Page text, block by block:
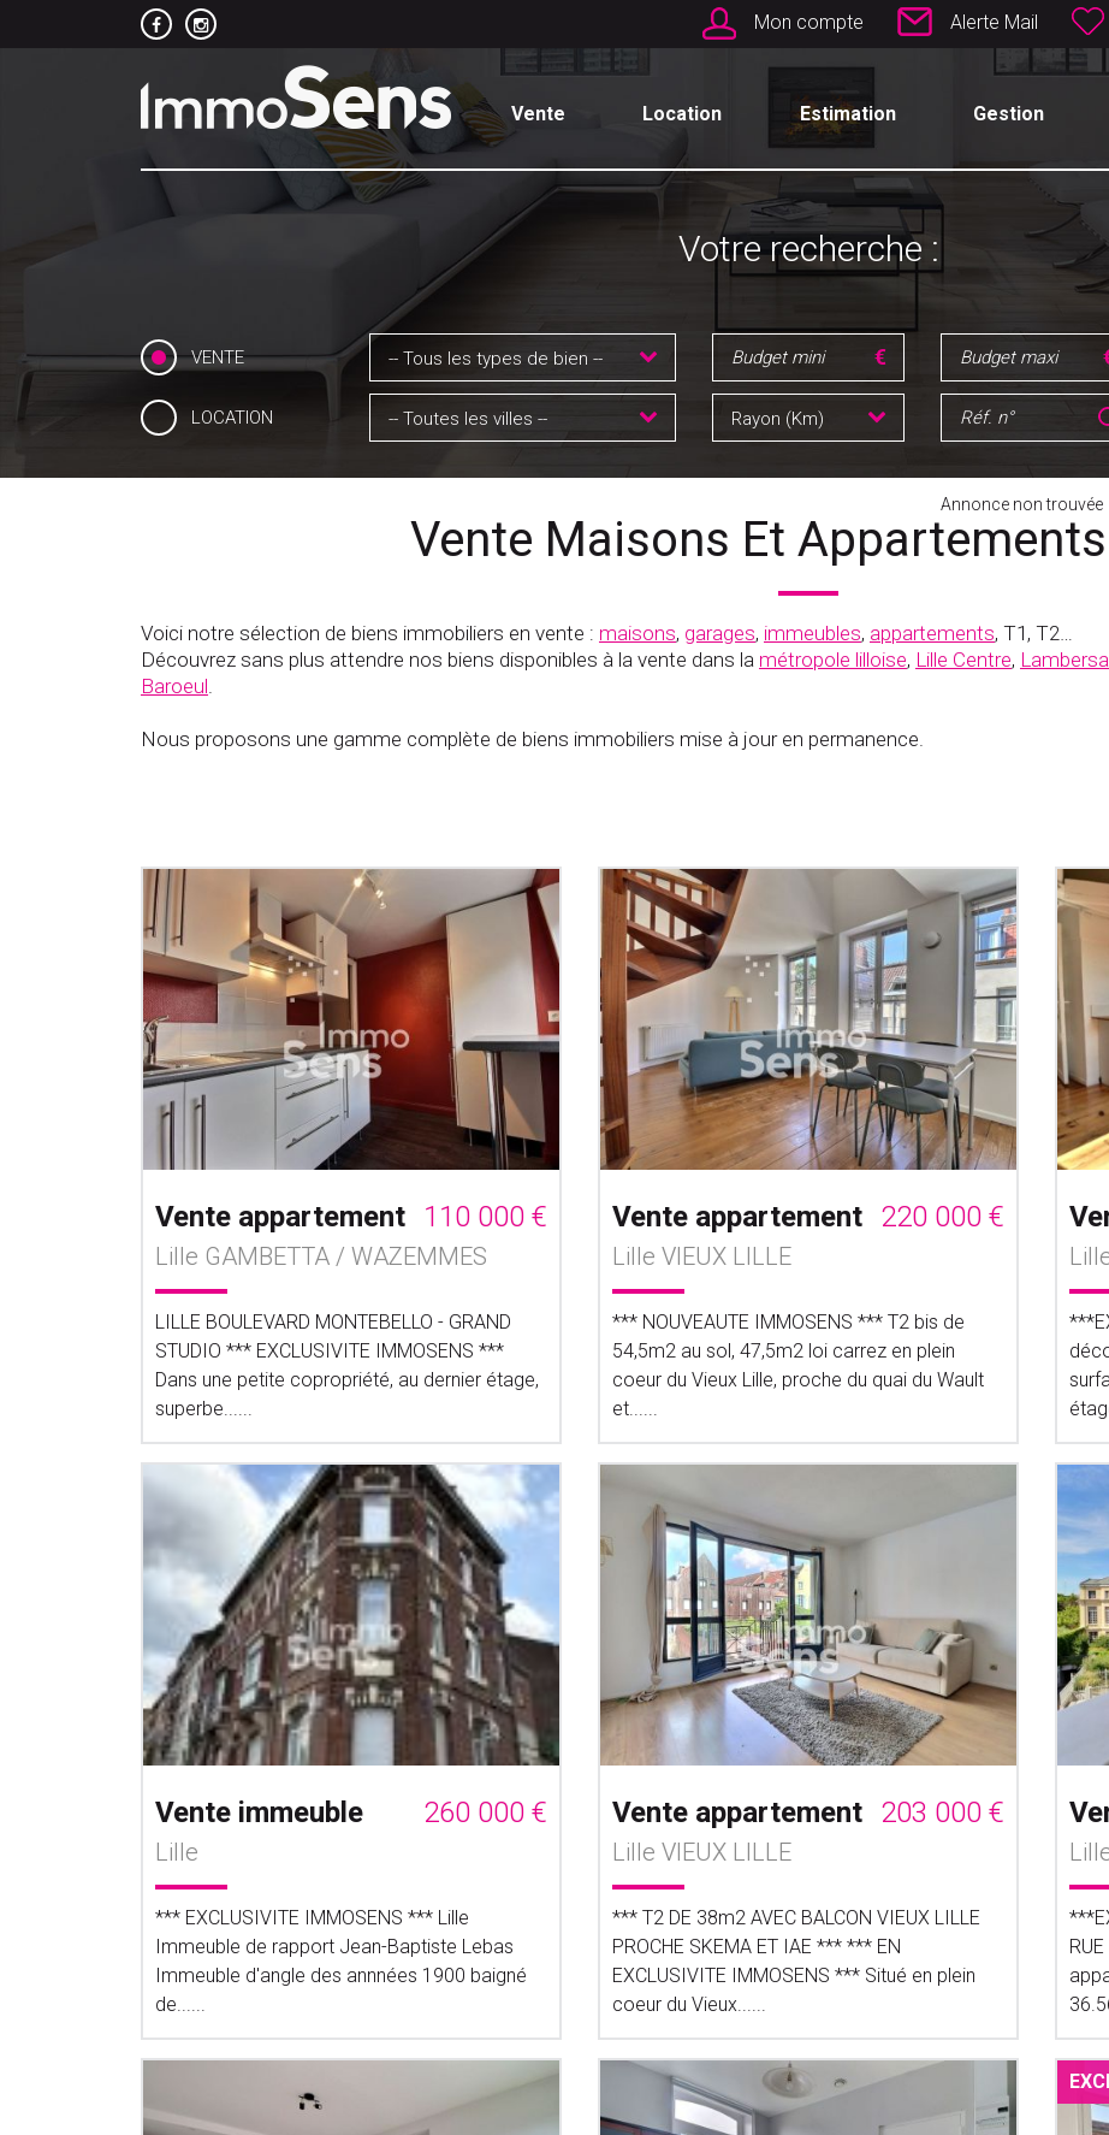
Mon compte Alerte Mail
Vente Location Estimation Gestion
Votre recherche :
VENTE
LOCATION
-- Tous les types de bien --
-- Toutes les villes -- Rayon (Km)
Annonce non trouvée
Vente Maisons Et
Voici notre sélection de biens immobiliers en vente : maisons, garages, immeubles, appartements, T1, T2…
Découvrez sans plus attendre nos biens disponibles à la vente dans la métropole lilloise, Lille Centre,
Baroeul.
Nous proposons une gamme complète de biens immobiliers mise à jour en permanence.
Vente appartement 110 000 €
Lille GAMBETTA / WAZEMMES
LILLE BOULEVARD MONTEBELLO - GRAND
STUDIO *** EXCLUSIVITE IMMOSENS ***
Dans une petite copropriété, au dernier étage,
superbe......
Vente appartement 220 000 €
Lille VIEUX LILLE
*** NOUVEAUTE IMMOSENS *** T2 bis de
54,5m2 au sol, 47,5m2 loi carrez en plein
coeur du Vieux Lille, proche du quai du Wault
et......
Vente immeuble 260 000 €
Lille
*** EXCLUSIVITE IMMOSENS *** Lille
Immeuble de rapport Jean-Baptiste Lebas
Immeuble d'angle des annnées 1900 baigné
de......
Vente appartement 203 000 €
Lille VIEUX LILLE
*** T2 DE 38m2 AVEC BALCON VIEUX LILLE
PROCHE SKEMA ET IAE *** *** EN
EXCLUSIVITE IMMOSENS *** Situé en plein
coeur du Vieux......